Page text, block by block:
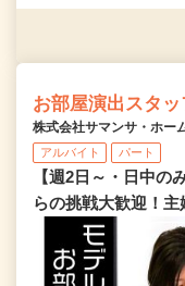
お部屋演出スタッ
株式会社サマンサ・ホー
アルバイト パート
【週2日～・日中
らの挑戦大歓迎！